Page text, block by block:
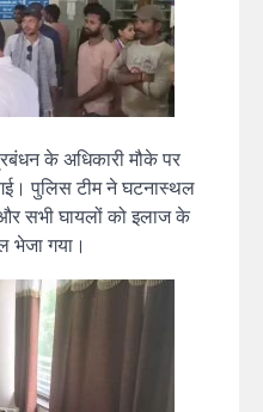
के अधिकारी मौके पर
पुलिस टीम ने घटनास्थल
सभी घायलों को इलाज के
भेजा गया।